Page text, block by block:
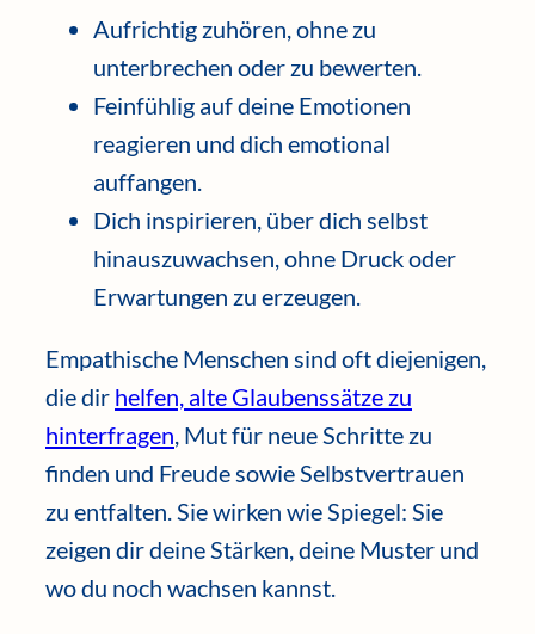
Aufrichtig zuhören, ohne zu
unterbrechen oder zu bewerten.
Feinfühlig auf deine Emotionen
reagieren und dich emotional
auffangen.
Dich inspirieren, über dich selbst
hinauszuwachsen, ohne Druck oder
Erwartungen zu erzeugen.
Empathische Menschen sind oft diejenigen,
die dir helfen, alte Glaubenssätze zu
hinterfragen, Mut für neue Schritte zu
finden und Freude sowie Selbstvertrauen
zu entfalten. Sie wirken wie Spiegel: Sie
zeigen dir deine Stärken, deine Muster und
wo du noch wachsen kannst.